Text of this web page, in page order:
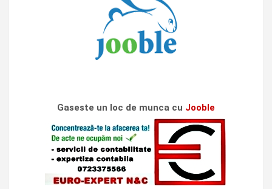
Gaseste un loc de munca cu Jooble